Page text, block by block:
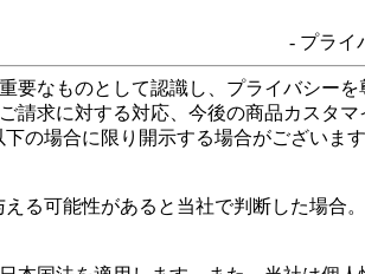
- プライ
要なものとして認識し、プライバシー
請求に対する対応、今後の商品カスタ
の場合に限り開示する場合がございます
る可能性があると当社で判断した場合。